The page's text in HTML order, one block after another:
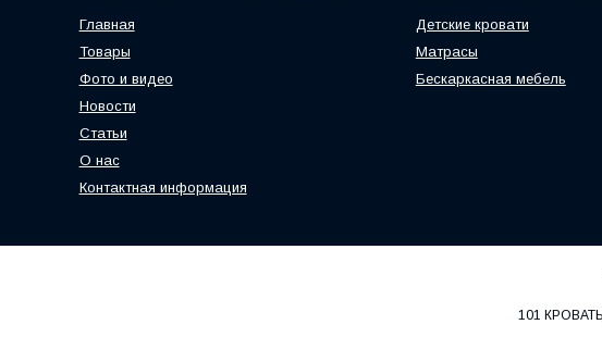
Главная
Товары
Фото и видео
Новости
Статьи
О нас
Контактная информация
Детские кровати
Матрасы
Бескаркасная мебель